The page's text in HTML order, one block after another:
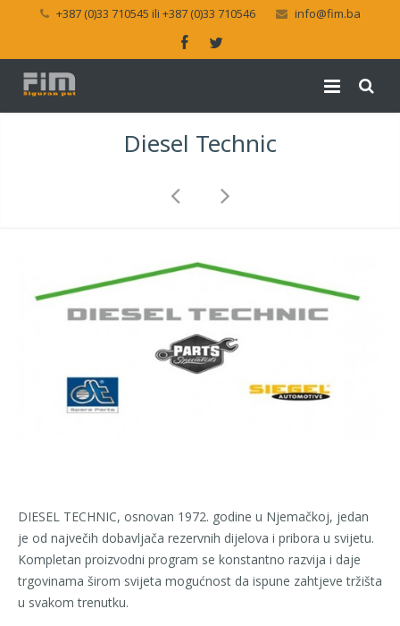
+387 (0)33 710545 ili +387 (0)33 710546 info@fim.ba
Diesel Technic
DIESEL TECHNIC, osnovan 1972. godine u Njemačkoj, jedan
je od največih dobavljača rezervnih dijelova i pribora u svijetu.
Kompletan proizvodni program se konstantno razvija i daje
trgovinama širom svijeta mogućnost da ispune zahtjeve tržišta
u svakom trenutku.